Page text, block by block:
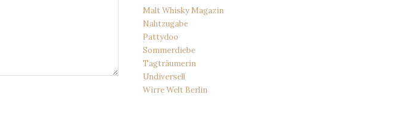
Malt Whisky Magazin
Nahtzugabe
Pattydoo
Sommerdiebe
Tagträumerin
Undiversell
Wirre Welt Berlin